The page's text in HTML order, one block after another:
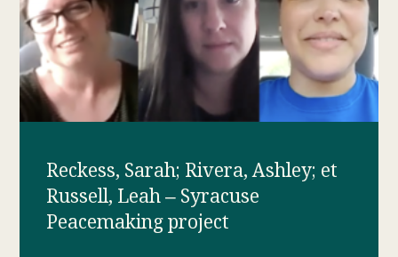
Reckess, Sarah; Rivera, Ashley; et
Russell, Leah – Syracuse
Peacemaking project